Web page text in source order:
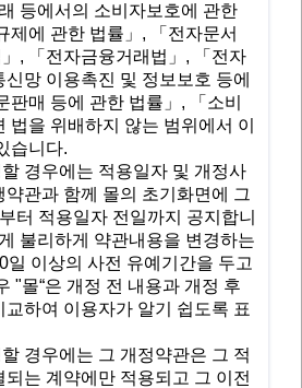
등에서의 소비자보호에 관한
제에 관한 법률」, 「전자문서
, 「전자금융거래법」, 「전자
망 이용촉진 및 정보보호 등에
판매 등에 관한 법률」, 「소비
법을 위배하지 않는 범위에서 이
습니다.
경우에는 적용일자 및 개정사
관과 함께 몰의 초기화면에 그
터 적용일자 전일까지 공지합니
불리하게 약관내용을 변경하는
일 이상의 사전 유예기간을 두고
"몰“은 개정 전 내용과 개정 후
하여 이용자가 알기 쉽도록 표
경우에는 그 개정약관은 그 적
는 계약에만 적용되고 그 이전